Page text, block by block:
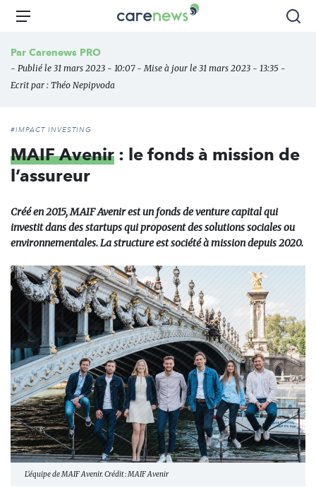
Aller
principal
Carenews,
des
Menu
Par Carenews PRO
- Publié le 31 mars 2023 - 10:07 - Mise à jour le 31 mars 2023 - 13:35 -
Ecrit par : Théo Nepipvoda
#IMPACT INVESTING
MAIF Avenir : le fonds à mission de
l’assureur
Créé en 2015, MAIF Avenir est un fonds de venture capital qui
investit dans des startups qui proposent des solutions sociales ou
environnementales. La structure est société à mission depuis 2020.
L'équipe de MAIF Avenir. Crédit : MAIF Avenir